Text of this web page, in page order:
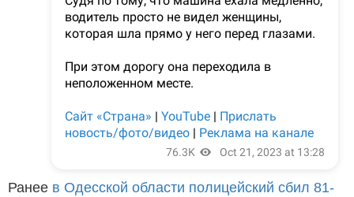
Ранее в Одесской области полицейский сбил 81-